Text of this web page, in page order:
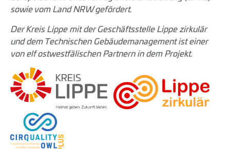
sowie vom Land NRW gefördert.
Der Kreis Lippe mit der Geschäftsstelle Lippe zirkulär
und dem Technischen Gebäudemanagement ist einer
von elf ostwestfälischen Partnern in dem Projekt.